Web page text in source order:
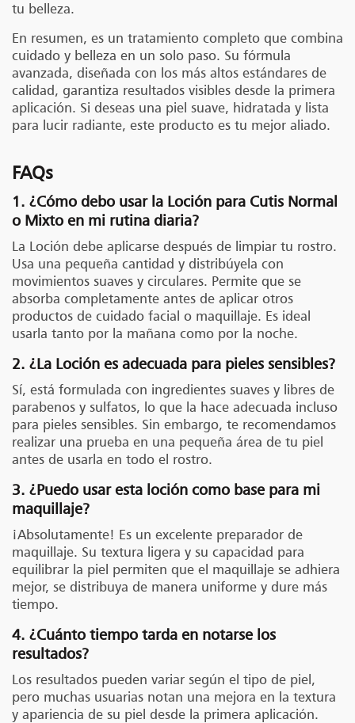
tu belleza.
En resumen, es un tratamiento completo que combina
cuidado y belleza en un solo paso. Su fórmula
avanzada, diseñada con los más altos estándares de
calidad, garantiza resultados visibles desde la primera
aplicación. Si deseas una piel suave, hidratada y lista
para lucir radiante, este producto es tu mejor aliado.
FAQs
1. ¿Cómo debo usar la Loción para Cutis Normal
o Mixto en mi rutina diaria?
La Loción debe aplicarse después de limpiar tu rostro.
Usa una pequeña cantidad y distribúyela con
movimientos suaves y circulares. Permite que se
absorba completamente antes de aplicar otros
productos de cuidado facial o maquillaje. Es ideal
usarla tanto por la mañana como por la noche.
2. ¿La Loción es adecuada para pieles sensibles?
Sí, está formulada con ingredientes suaves y libres de
parabenos y sulfatos, lo que la hace adecuada incluso
para pieles sensibles. Sin embargo, te recomendamos
realizar una prueba en una pequeña área de tu piel
antes de usarla en todo el rostro.
3. ¿Puedo usar esta loción como base para mi
maquillaje?
¡Absolutamente! Es un excelente preparador de
maquillaje. Su textura ligera y su capacidad para
equilibrar la piel permiten que el maquillaje se adhiera
mejor, se distribuya de manera uniforme y dure más
tiempo.
4. ¿Cuánto tiempo tarda en notarse los
resultados?
Los resultados pueden variar según el tipo de piel,
pero muchas usuarias notan una mejora en la textura
y apariencia de su piel desde la primera aplicación.